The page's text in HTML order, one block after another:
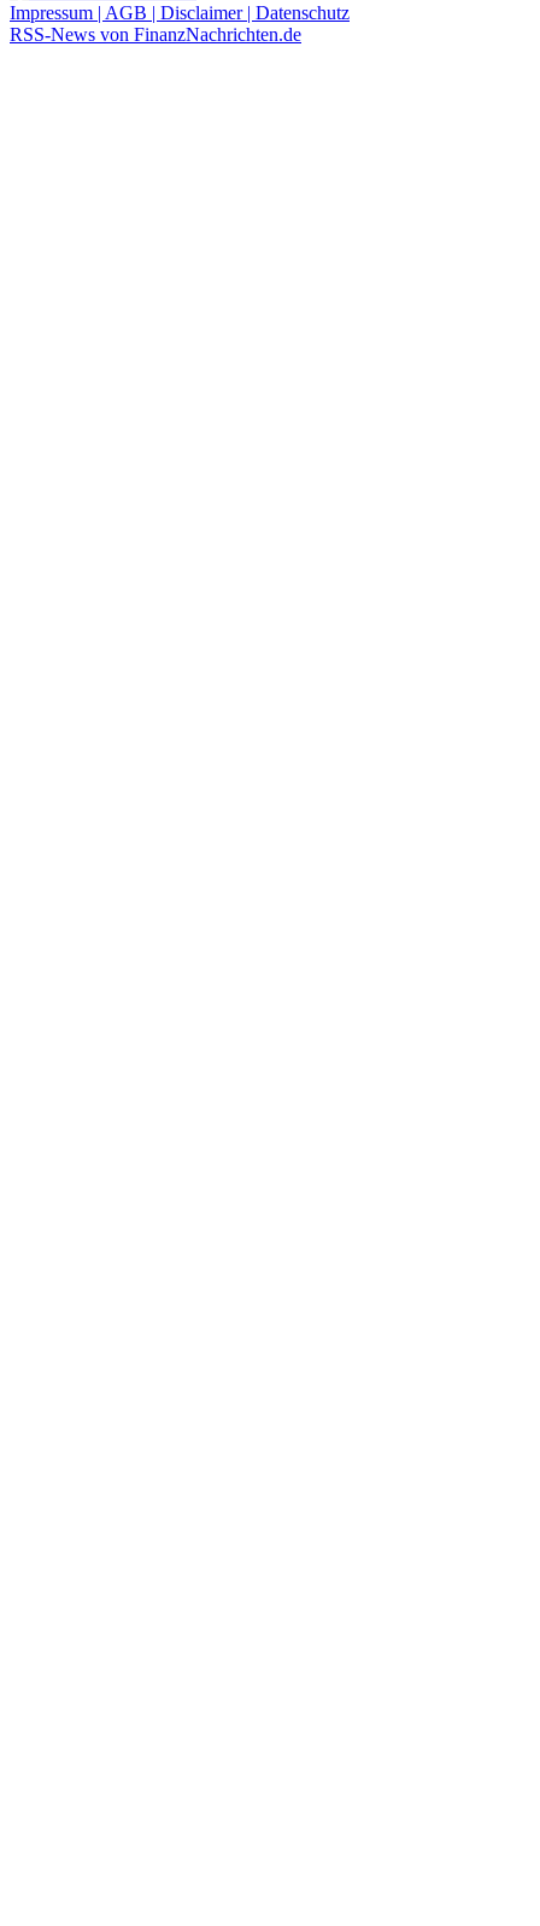
Impressum | AGB | Disclaimer | Datenschutz
RSS-News von FinanzNachrichten.de